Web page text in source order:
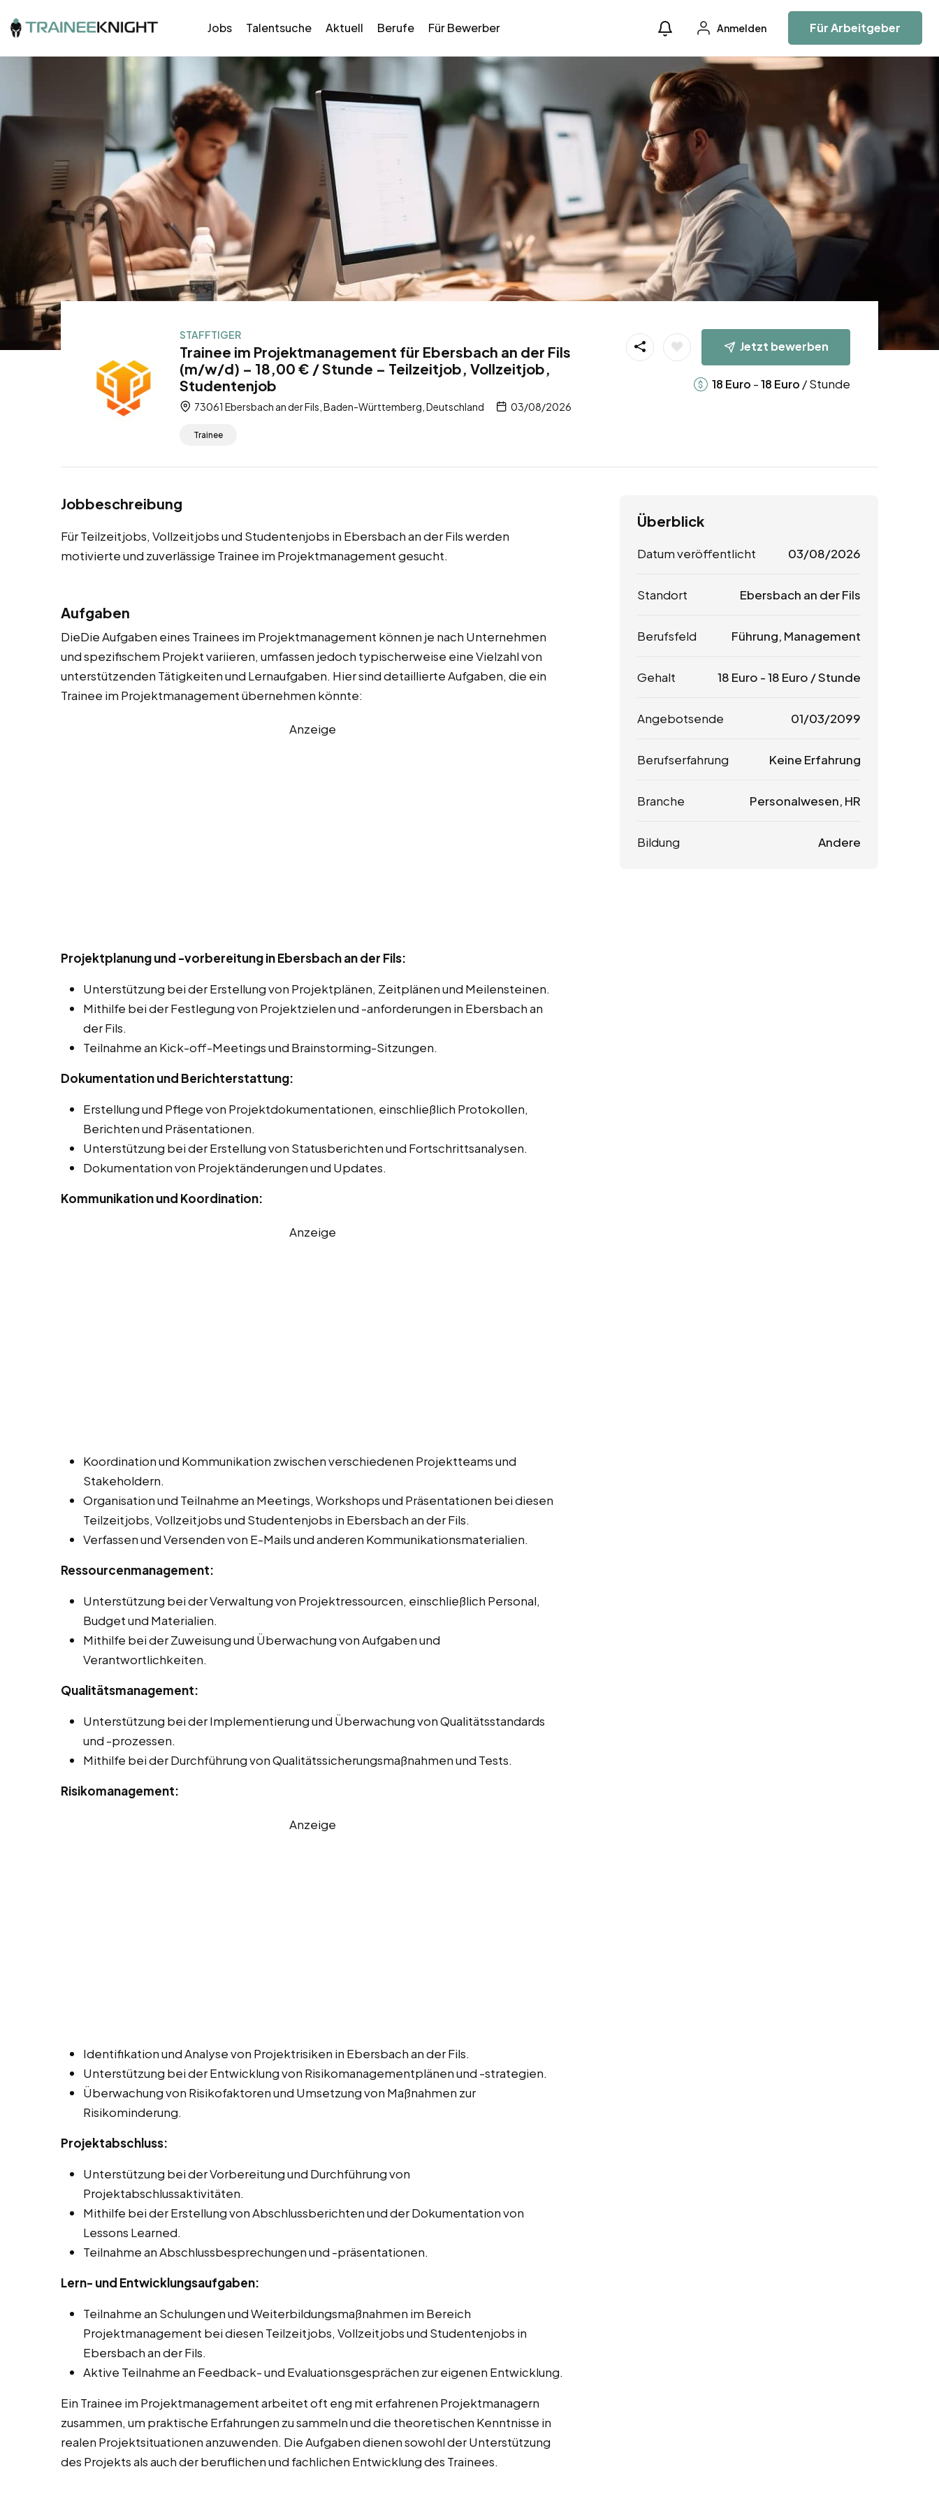
Jobs Talentsuche Aktuell Berufe Für Bewerber Anmelden Für Arbeitgeber
STAFFTIGER
Trainee im Projektmanagement für Ebersbach an der Fils
(m/w/d) – 18,00 € / Stunde – Teilzeitjob, Vollzeitjob,
Studentenjob
73061 Ebersbach an der Fils, Baden-Württemberg, Deutschland 03/08/2026
Trainee
Jetzt bewerben
18 Euro -18 Euro / Stunde
Jobbeschreibung
Für Teilzeitjobs, Vollzeitjobs und Studentenjobs in Ebersbach an der Fils werden
motivierte und zuverlässige Trainee im Projektmanagement gesucht.
Aufgaben
DieDie Aufgaben eines Trainees im Projektmanagement können je nach Unternehmen
und spezifischem Projekt variieren, umfassen jedoch typischerweise eine Vielzahl von
unterstützenden Tätigkeiten und Lernaufgaben. Hier sind detaillierte Aufgaben, die ein
Trainee im Projektmanagement übernehmen könnte:
Anzeige
Projektplanung und -vorbereitung in Ebersbach an der Fils:
Unterstützung bei der Erstellung von Projektplänen, Zeitplänen und Meilensteinen.
Mithilfe bei der Festlegung von Projektzielen und -anforderungen in Ebersbach an
der Fils.
Teilnahme an Kick-off-Meetings und Brainstorming-Sitzungen.
Dokumentation und Berichterstattung:
Erstellung und Pflege von Projektdokumentationen, einschließlich Protokollen,
Berichten und Präsentationen.
Unterstützung bei der Erstellung von Statusberichten und Fortschrittsanalysen.
Dokumentation von Projektänderungen und Updates.
Kommunikation und Koordination:
Anzeige
Koordination und Kommunikation zwischen verschiedenen Projektteams und
Stakeholdern.
Organisation und Teilnahme an Meetings, Workshops und Präsentationen bei diesen
Teilzeitjobs, Vollzeitjobs und Studentenjobs in Ebersbach an der Fils.
Verfassen und Versenden von E-Mails und anderen Kommunikationsmaterialien.
Ressourcenmanagement:
Unterstützung bei der Verwaltung von Projektressourcen, einschließlich Personal,
Budget und Materialien.
Mithilfe bei der Zuweisung und Überwachung von Aufgaben und
Verantwortlichkeiten.
Qualitätsmanagement:
Unterstützung bei der Implementierung und Überwachung von Qualitätsstandards
und -prozessen.
Mithilfe bei der Durchführung von Qualitätssicherungsmaßnahmen und Tests.
Risikomanagement:
Anzeige
Identifikation und Analyse von Projektrisiken in Ebersbach an der Fils.
Unterstützung bei der Entwicklung von Risikomanagementplänen und -strategien.
Überwachung von Risikofaktoren und Umsetzung von Maßnahmen zur
Risikominderung.
Projektabschluss:
Unterstützung bei der Vorbereitung und Durchführung von
Projektabschlussaktivitäten.
Mithilfe bei der Erstellung von Abschlussberichten und der Dokumentation von
Lessons Learned.
Teilnahme an Abschlussbesprechungen und -präsentationen.
Lern- und Entwicklungsaufgaben:
Teilnahme an Schulungen und Weiterbildungsmaßnahmen im Bereich
Projektmanagement bei diesen Teilzeitjobs, Vollzeitjobs und Studentenjobs in
Ebersbach an der Fils.
Aktive Teilnahme an Feedback- und Evaluationsgesprächen zur eigenen Entwicklung.
Ein Trainee im Projektmanagement arbeitet oft eng mit erfahrenen Projektmanagern
zusammen, um praktische Erfahrungen zu sammeln und die theoretischen Kenntnisse in
realen Projektsituationen anzuwenden. Die Aufgaben dienen sowohl der Unterstützung
des Projekts als auch der beruflichen und fachlichen Entwicklung des Trainees.
Überblick
Datum veröffentlicht 03/08/2026
Standort Ebersbach an der Fils
Berufsfeld Führung, Management
Gehalt 18 Euro -18 Euro / Stunde
Angebotsende 01/03/2099
Berufserfahrung Keine Erfahrung
Branche Personalwesen, HR
Bildung Andere